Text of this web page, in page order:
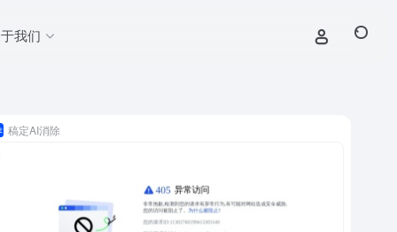
我们
稿定AI消除